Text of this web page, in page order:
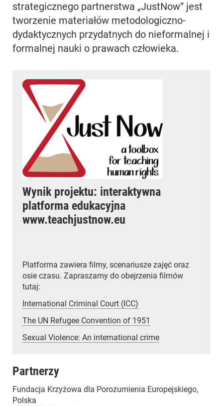
strategicznego partnerstwa „JustNow” jest
tworzenie materiałów metodologiczno-
dydaktycznych przydatnych do nieformalnej i
formalnej nauki o prawach człowieka.
Wynik projektu: interaktywna
platforma edukacyjna
www.teachjustnow.eu
Platforma zawiera filmy, scenariusze zajęć oraz
osie czasu. Zapraszamy do obejrzenia filmów
tutaj:
International Criminal Court (ICC)
The UN Refugee Convention of 1951
Sexual Violence: An international crime
Partnerzy
Fundacja Krzyżowa dla Porozumienia Europejskiego,
Polska